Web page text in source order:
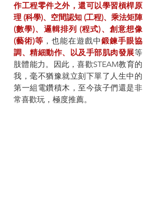
作工程零件之外，還可以學習槓桿原
理 (科學)、空間認知 (工程)、乘法矩陣
(數學)、邏輯排列 (程式)、創意想像
(藝術)等 ，也能在遊戲中鍛鍊手眼協
調、精細動作、以及手部肌肉發展等
肢體能力。因此，喜歡STEAM教育的
我，毫不猶豫就立刻下單了人生中的
第一組電鑽積木，至今孩子們還是非
常喜歡玩，極度推薦。